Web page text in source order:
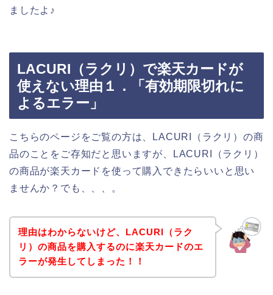
ましたよ♪
LACURI（ラクリ）で楽天カードが
使えない理由１．「有効期限切れに
よるエラー」
こちらのページをご覧の方は、LACURI（ラクリ）の商
品のことをご存知だと思いますが、LACURI（ラクリ）
の商品が楽天カードを使って購入できたらいいと思い
ませんか？でも、、、。
理由はわからないけど、LACURI（ラク
リ）の商品を購入するのに楽天カードのエ
ラーが発生してしまった！！